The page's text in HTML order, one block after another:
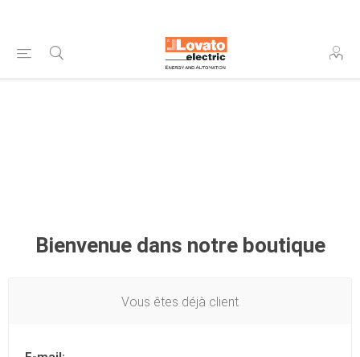
Bienvenue dans notre boutique
Vous êtes déjà client